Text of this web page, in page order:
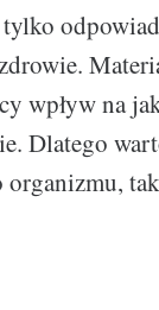
wpływ na
Dlatego
organizmu,